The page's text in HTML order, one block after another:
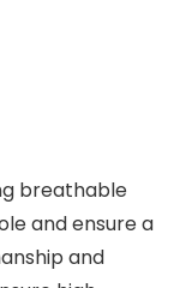
breathable
and ensure a
and